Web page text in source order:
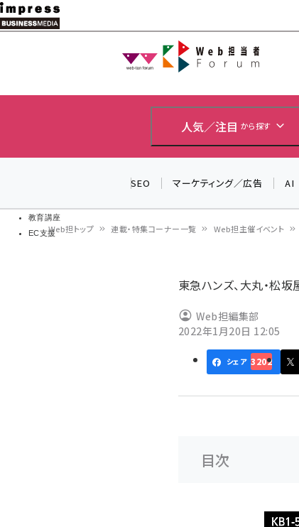
メ
イ
教育講座
EC支援
Web
人気／注目 から探す
SEO マーケティング／広告 AI
Web担トップ 連載・特集コーナー一覧 Web担主催イベント
東急ハンズ、大丸・松
Web担編集部
2022年1月20日 12:05
シェア 3202
目次